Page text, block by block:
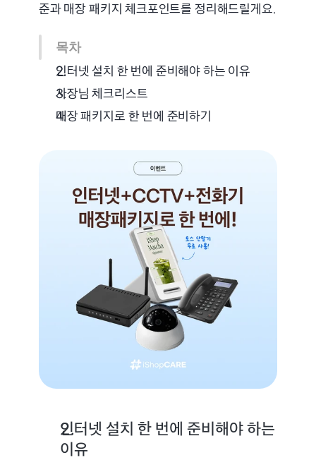
준과 매장 패키지 체크포인트를 정리해드릴게요.
목차
인터넷 설치 한 번에 준비해야 하는 이유
사장님 체크리스트
매장 패키지로 한 번에 준비하기
인터넷 설치 한 번에 준비해야 하는
이유